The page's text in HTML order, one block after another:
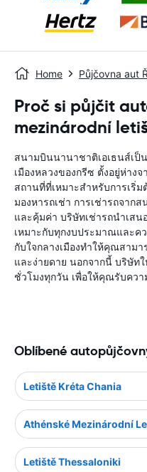
Home Půjčovna aut
Proč si půjčit
mezinárodní
สนามบินนานาชาติเอเธนส์เป็
เมืองหลวงของกรีซ ตั้งอยู่ห่างจ
สถานที่ที่เหมาะสำหรับการเริ่
มองหารถเช่า การเช่ารถจาก
และคุ้มค่า บริษัทเช่ารถนำเสน
เหมาะกับทุกงบประมาณและ
กับใจกลางเมืองทำให้คุณสามา
และง่ายดาย นอกจากนี้ บริษัท
ชั่วโมงทุกวัน เพื่อให้คุณรับคว
Oblíbené
Letiště Kréta Chania
Athénské Mezinárodní
Letiště Thessaloniki